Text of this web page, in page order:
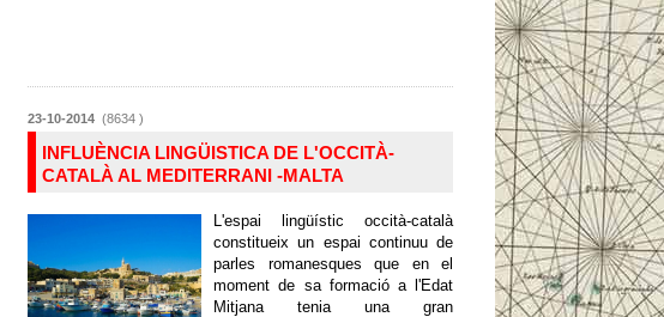
23-10-2014 (8634 )
INFLUÈNCIA LINGÜISTICA DE L'OCCITÀ-
CATALÀ AL MEDITERRANI -MALTA
L'espai lingüístic occità-català
constitueix un espai continuu de
parles romanesques que en el
moment de sa formació a l'Edat
Mitjana tenia una gran